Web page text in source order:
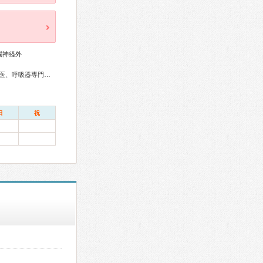
神経外
内視鏡専門医、産婦人科専門医、がん治療認定医
祝